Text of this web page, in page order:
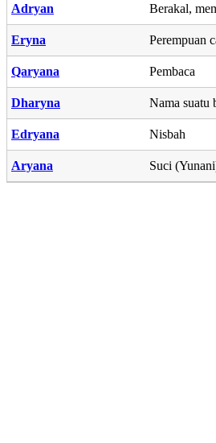
Adryan Berakal,
Eryna Perempuan
Qaryana Pembaca
Dharyna Nama suatu
Edryana Nisbah
Aryana Suci